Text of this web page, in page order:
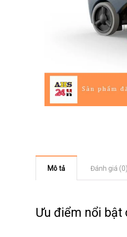
Mô tả Đánh giá (0)
Ưu điểm nổi bật